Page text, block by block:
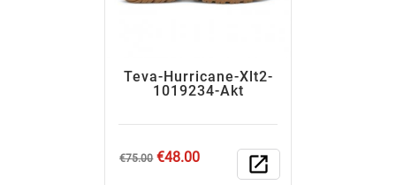
Teva-Hurricane-Xlt2-
1019234-Akt
Regular
€75.00 Price
€48.00 open_in_new